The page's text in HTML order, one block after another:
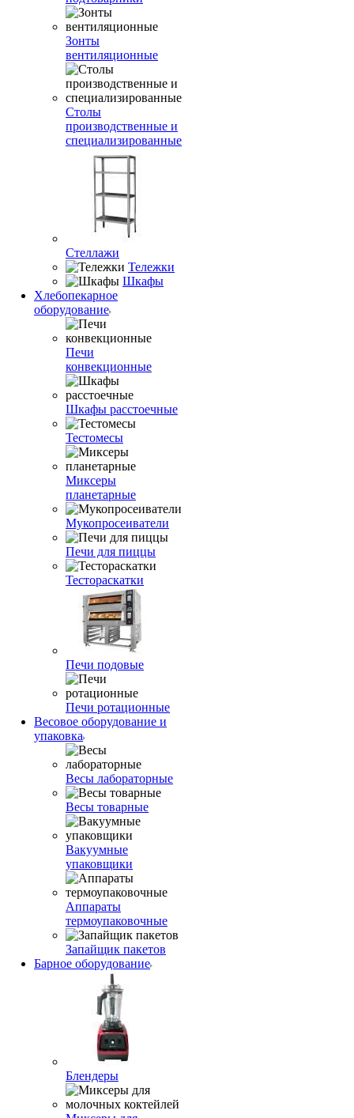
Зонты
вентиляционные
Столы
производственные и
специализированные
Стеллажи
Тележки
Шкафы
Хлебопекарное
оборудование
Печи
конвекционные
Шкафы расстоечные
Тестомесы
Миксеры
планетарные
Мукопросеиватели
Печи для пиццы
Тестораскатки
Печи подовые
Печи ротационные
Весовое оборудование и
упаковка
Весы лабораторные
Весы товарные
Вакуумные
упаковщики
Аппараты
термоупаковочные
Запайщик пакетов
Барное оборудование
Блендеры